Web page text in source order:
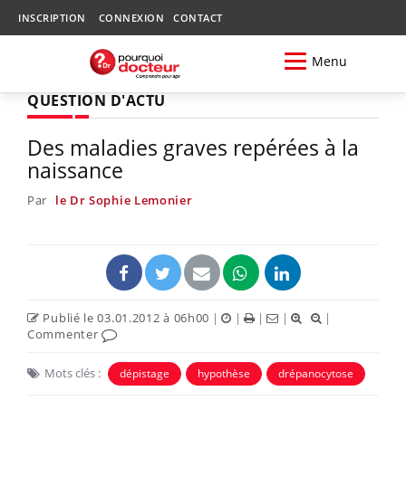
INSCRIPTION CONNEXION CONTACT
Menu
QUESTION D'ACTU
Des maladies graves repérées à la
naissance
Par le Dr Sophie Lemonier
Publié le 03.01.2012 à 06h00 | | | |
|
Commenter
Mots clés : dépistage hypothèse drépanocytose